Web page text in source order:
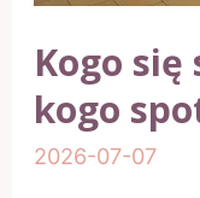
Kogo się
kogo
2026-07-07